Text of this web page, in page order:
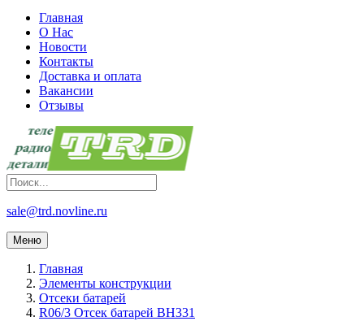
Главная
О Нас
Новости
Контакты
Доставка и оплата
Вакансии
Отзывы
sale@trd.novline.ru
Меню
Главная
Элементы конструкции
Отсеки батарей
R06/3 Отсек батарей BH331